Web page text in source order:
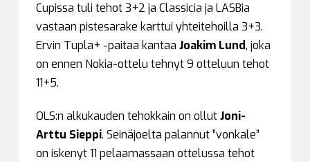
Cupissa tuli tehot 3+2 ja Classicia ja LASBia
vastaan pistesarake karttui yhteitehoilla 3+3.
Ervin Tupla+ -paitaa kantaa Joakim Lund, joka
on ennen Nokia-ottelu tehnyt 9 otteluun tehot
11+5.
OLS:n alkukauden tehokkain on ollutJoni-
Arttu Sieppi. Seinäjoelta palannut ”vonkale”
on iskenyt 11 pelaamassaan ottelussa tehot